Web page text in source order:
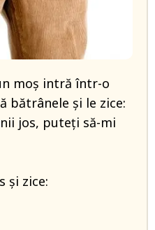
moș intră într-o
bătrânele și le zice:
jos, puteți să-mi
și zice: